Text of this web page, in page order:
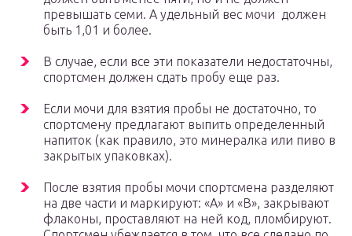
превышать семи. А удельный вес мочи должен
быть 1,01 и более.
В случае, если все эти показатели недостаточны,
спортсмен должен сдать пробу еще раз.
Если мочи для взятия пробы не достаточно, то
спортсмену предлагают выпить определенный
напиток (как правило, это минералка или пиво в
закрытых упаковках).
После взятия пробы мочи спортсмена разделяют
на две части и маркируют: «А» и «В», закрывают
флаконы, проставляют на ней код, пломбируют.